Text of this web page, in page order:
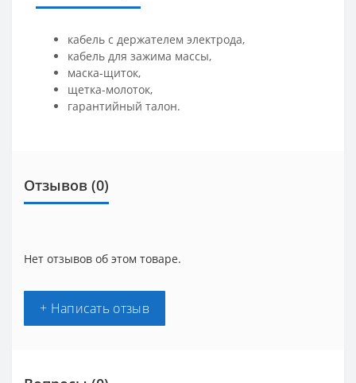
кабель с держателем электрода,
кабель для зажима массы,
маска-щиток,
щетка-молоток,
гарантийный талон.
Отзывов (0)
Нет отзывов об этом товаре.
+ Написать отзыв